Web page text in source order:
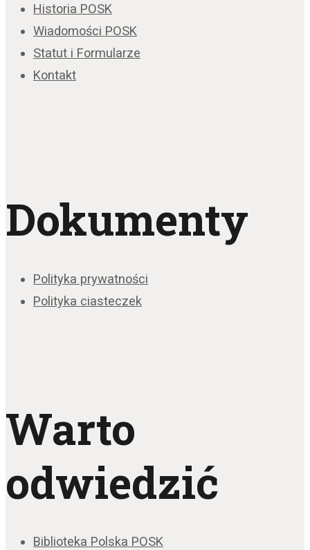
Historia POSK
Wiadomości POSK
Statut i Formularze
Kontakt
Dokumenty
Polityka prywatności
Polityka ciasteczek
Warto
odwiedzić
Biblioteka Polska POSK